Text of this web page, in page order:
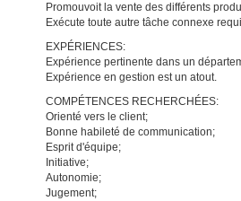
Promouvoit la vente des différents
Exécute toute autre tâche connexe
EXPÉRIENCES:
Expérience pertinente dans un
Expérience en gestion est un atout.
COMPÉTENCES RECHERCHÉES:
Orienté vers le client;
Bonne habileté de communication;
Esprit d'équipe;
Initiative;
Autonomie;
Jugement;